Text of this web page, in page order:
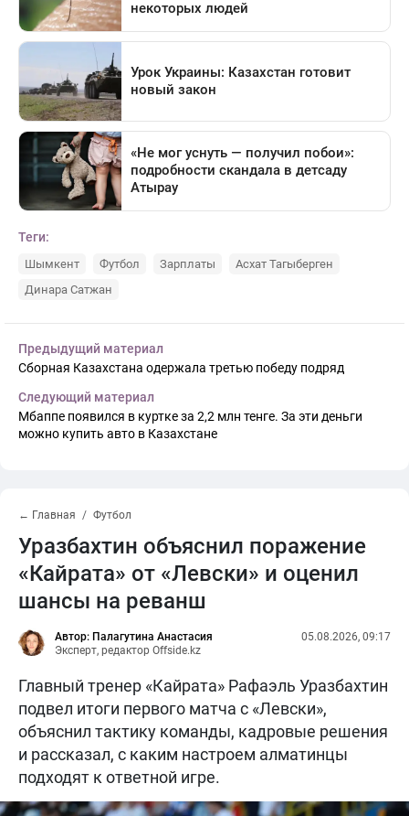
Теги:
Шымкент Футбол Зарплаты
Асхат Тагыберген
Динара Сатжан
Предыдущий материал
Сборная Казахстана одержала третью победу подряд
Следующий материал
Мбаппе появился в куртке за 2,2 млн тенге. За эти деньги
можно купить авто в Казахстане
← Главная Футбол
Уразбахтин объяснил поражение
«Кайрата» от «Левски» и оценил
шансы на реванш
Автор: Палагутина Анастасия
Эксперт, редактор Offside.kz
05.08.2026, 09:17
Главный тренер «Кайрата» Рафаэль Уразбахтин
подвел итоги первого матча с «Левски»,
объяснил тактику команды, кадровые решения
и рассказал, с каким настроем алматинцы
подходят к ответной игре.